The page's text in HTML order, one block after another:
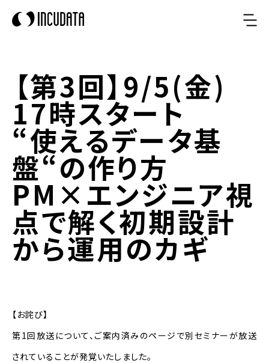
【第3回】9/5(金)
17時スタート
“使えるデータ基
盤“の作り方
PM×エンジニア視
点で解く初期設計
から運用のカギ
【お詫び】
第1回放送について、ご案内済みのページで別セミナーが放送
されていることが発覚いたしました。